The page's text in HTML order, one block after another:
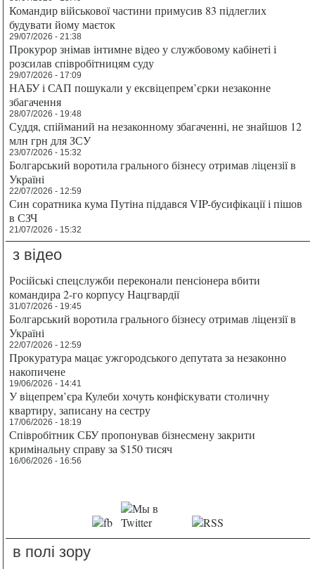
Командир військової частини примусив 83 підлеглих
будувати йому маєток
29/07/2026 - 21:38
Прокурор знімав інтимне відео у службовому кабінеті і
розсилав співробітницям суду
29/07/2026 - 17:09
НАБУ і САП пошукали у ексвіцепрем’єрки незаконне
збагачення
28/07/2026 - 19:48
Суддя, спійманий на незаконному збагаченні, не знайшов 12
млн грн для ЗСУ
23/07/2026 - 15:32
Болгарський воротила грального бізнесу отримав ліцензії в
Україні
22/07/2026 - 12:59
Син соратника кума Путіна піддався VIP-бусифікації і пішов
в СЗЧ
21/07/2026 - 15:32
з відео
Російські спецслужби переконали пенсіонера вбити
командира 2-го корпусу Нацгвардії
31/07/2026 - 19:45
Болгарський воротила грального бізнесу отримав ліцензії в
Україні
22/07/2026 - 12:59
Прокуратура мацає ужгородського депутата за незаконно
накопичене
19/06/2026 - 14:41
У віцепрем’єра Кулеби хочуть конфіскувати столичну
квартиру, записану на сестру
17/06/2026 - 18:19
Співробітник СБУ пропонував бізнесмену закрити
кримінальну справу за $150 тисяч
16/06/2026 - 16:56
в полі зору